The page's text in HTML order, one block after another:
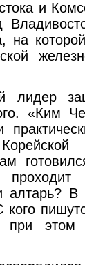
и
лидер
«Ким
алтарь?
кого
при этом